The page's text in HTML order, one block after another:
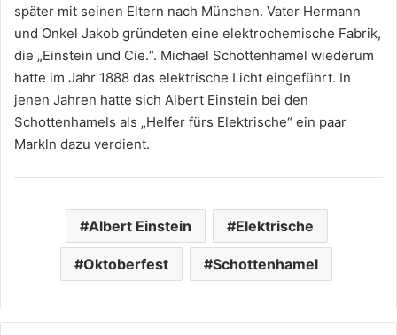
später mit seinen Eltern nach München. Vater Hermann
und Onkel Jakob gründeten eine elektrochemische Fabrik,
die „Einstein und Cie.“. Michael Schottenhamel wiederum
hatte im Jahr 1888 das elektrische Licht eingeführt. In
jenen Jahren hatte sich Albert Einstein bei den
Schottenhamels als „Helfer fürs Elektrische“ ein paar
Markln dazu verdient.
Albert Einstein Elektrische
Oktoberfest Schottenhamel